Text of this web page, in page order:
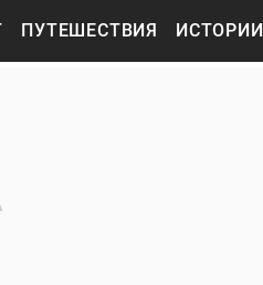
ПУТЕШЕСТВИЯ ИСТОРИИ